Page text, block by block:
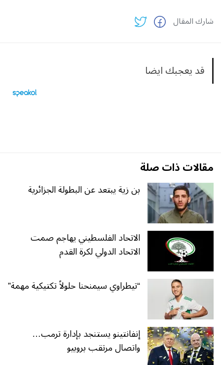
شارك المقال
قد يعجبك ايضا
مقالات ذات صلة
بن زية يبتعد عن البطولة الجزائرية
الاتحاد الفلسطيني يهاجم صمت
الاتحاد الدولي لكرة القدم
“تيطراوي سيمنحنا حلولاً تكتيكية مهمة”
إنفانتينو يستنجد بإدارة ترمب…
واتصال مرتقب بروبيو